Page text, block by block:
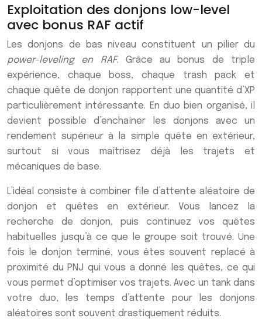
Exploitation des donjons low-level
avec bonus RAF actif
Les donjons de bas niveau constituent un pilier du
power-leveling en RAF. Grâce au bonus de triple
expérience, chaque boss, chaque trash pack et
chaque quête de donjon rapportent une quantité d’XP
particulièrement intéressante. En duo bien organisé, il
devient possible d’enchaîner les donjons avec un
rendement supérieur à la simple quête en extérieur,
surtout si vous maîtrisez déjà les trajets et
mécaniques de base.
L’idéal consiste à combiner file d’attente aléatoire de
donjon et quêtes en extérieur. Vous lancez la
recherche de donjon, puis continuez vos quêtes
habituelles jusqu’à ce que le groupe soit trouvé. Une
fois le donjon terminé, vous êtes souvent replacé à
proximité du PNJ qui vous a donné les quêtes, ce qui
vous permet d’optimiser vos trajets. Avec un tank dans
votre duo, les temps d’attente pour les donjons
aléatoires sont souvent drastiquement réduits.